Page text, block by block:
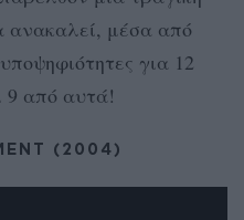
ανακαλεί, μέσα από
για 12
9 από αυτά!
(2004)